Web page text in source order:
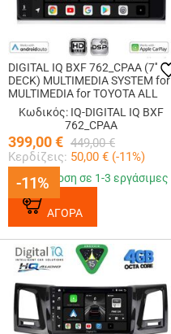
-11%
DIGITAL IQ BXF 762_CPAA (7''
DECK) MULTIMEDIA SYSTEM for
MULTIMEDIA for TOYOTA ALL
(200mm)
Κωδικός: IQ-DIGITAL IQ BXF
762_CPAA
399,00€ 449,00 €
Κερδίζεις: 50,00 € (-11%)
-11%
Παράδοση σε 1-3 εργάσιμες
ΑΓΟΡΑ